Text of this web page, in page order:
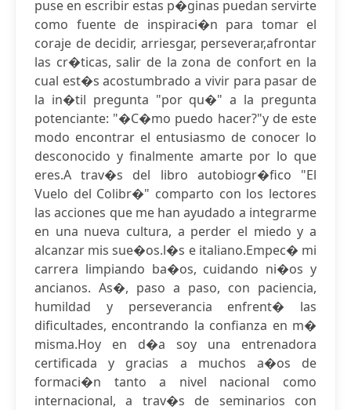
puse en escribir estas p�ginas puedan servirte
como fuente de inspiraci�n para tomar el
coraje de decidir, arriesgar, perseverar,afrontar
las cr�ticas, salir de la zona de confort en la
cual est�s acostumbrado a vivir para pasar de
la in�til pregunta "por qu�" a la pregunta
potenciante: "�C�mo puedo hacer?"y de este
modo encontrar el entusiasmo de conocer lo
desconocido y finalmente amarte por lo que
eres.A trav�s del libro autobiogr�fico "El
Vuelo del Colibr�" comparto con los lectores
las acciones que me han ayudado a integrarme
en una nueva cultura, a perder el miedo y a
alcanzar mis sue�os.l�s e italiano.Empec� mi
carrera limpiando ba�os, cuidando ni�os y
ancianos. As�, paso a paso, con paciencia,
humildad y perseverancia enfrent� las
dificultades, encontrando la confianza en m�
misma.Hoy en d�a soy una entrenadora
certificada y gracias a muchos a�os de
formaci�n tanto a nivel nacional como
internacional, a trav�s de seminarios con